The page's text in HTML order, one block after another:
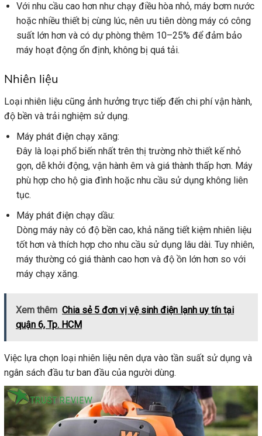
Với nhu cầu cao hơn như chạy điều hòa nhỏ, máy bơm nước
hoặc nhiều thiết bị cùng lúc, nên ưu tiên dòng máy có công
suất lớn hơn và có dự phòng thêm 10–25% để đảm bảo
máy hoạt động ổn định, không bị quá tải.
Nhiên liệu
Loại nhiên liệu cũng ảnh hưởng trực tiếp đến chi phí vận hành,
độ bền và trải nghiệm sử dụng.
Máy phát điện chạy xăng:
Đây là loại phổ biến nhất trên thị trường nhờ thiết kế nhỏ
gọn, dễ khởi động, vận hành êm và giá thành thấp hơn. Máy
phù hợp cho hộ gia đình hoặc nhu cầu sử dụng không liên
tục.
Máy phát điện chạy dầu:
Dòng máy này có độ bền cao, khả năng tiết kiệm nhiên liệu
tốt hơn và thích hợp cho nhu cầu sử dụng lâu dài. Tuy nhiên,
máy thường có giá thành cao hơn và độ ồn lớn hơn so với
máy chạy xăng.
Xem thêm Chia sẻ 5 đơn vị vệ sinh điện lạnh uy tín tại
quận 6, Tp. HCM
Việc lựa chọn loại nhiên liệu nên dựa vào tần suất sử dụng và
ngân sách đầu tư ban đầu của người dùng.